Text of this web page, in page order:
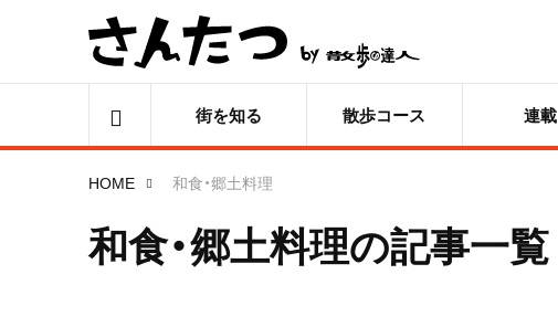
街を知る 散歩コース 連載
HOME 和食・郷土料理
和食・郷土料理の記事一覧